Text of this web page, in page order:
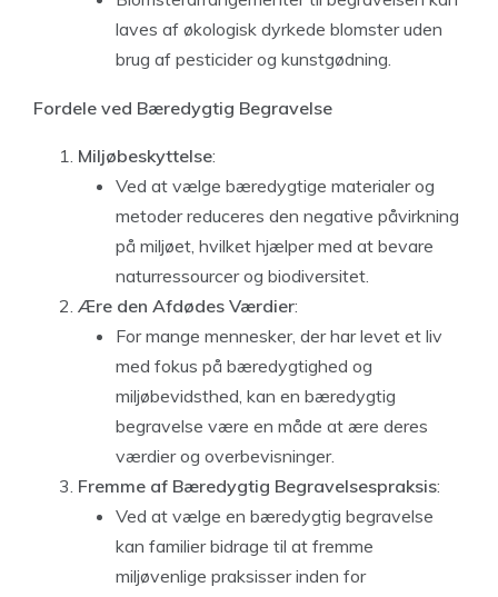
laves af økologisk dyrkede blomster uden
brug af pesticider og kunstgødning.
Fordele ved Bæredygtig Begravelse
Miljøbeskyttelse:
Ved at vælge bæredygtige materialer og
metoder reduceres den negative påvirkning
på miljøet, hvilket hjælper med at bevare
naturressourcer og biodiversitet.
Ære den Afdødes Værdier:
For mange mennesker, der har levet et liv
med fokus på bæredygtighed og
miljøbevidsthed, kan en bæredygtig
begravelse være en måde at ære deres
værdier og overbevisninger.
Fremme af Bæredygtig Begravelsespraksis:
Ved at vælge en bæredygtig begravelse
kan familier bidrage til at fremme
miljøvenlige praksisser inden for